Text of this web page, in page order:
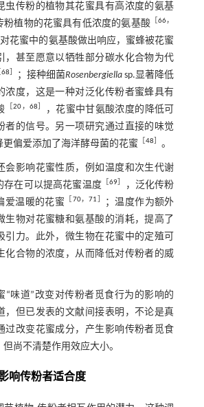
虫传粉的植物其花蜜具有高浓度的氨基
粉植物的花蜜具有低浓度的氨基酸 ［66，
花蜜中的氨基酸做出响应，蜜蜂被花蜜
，甚至愿意以牺牲部分碳水化合物为代
68 ；接种细菌Rosenbergiella sp.显著降低
浓度，这是一种对泛化传粉者蜜蜂具有
［20， 68
，花蜜中甘氨酸浓度的降低可
者的信号。另一项研究通过直接的味觉
偏爱添加了海洋酵母菌的花蜜
48 。
会影响花蜜性质，例如温度和次生代谢
存在可以提高花蜜温度 ［69
，泛化传粉
爱温暖的花蜜
70，71
；温度作为额外
生物对花蜜糖和氨基酸的消耗，提高了
引力。此外，微生物在花蜜中的定殖可
化合物的浓度，从而降低对传粉者的威
“味道”改变对传粉者觅食行为的影响的
，但已发表的文献间接表明，不论是真
过改变花蜜成分，产生影响传粉者觅食
尚不清楚作用效应大小。
响传粉者适合度